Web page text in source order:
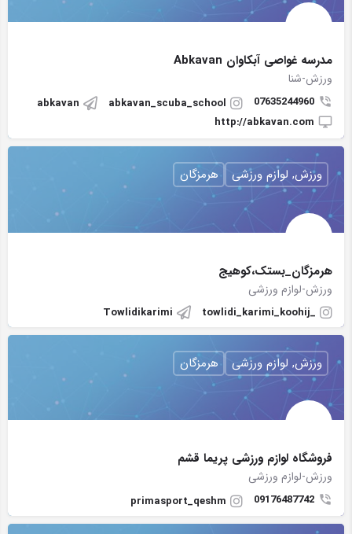
مدرسه غواصی آبکاوان Abkavan
ورزش-شنا
07635244960
abkavan_scuba_school
abkavan
http://abkavan.com
هرمزگان_بستک،کوهیج
ورزش-لوازم ورزشی
_towlidi_karimi_koohij
Towlidikarimi
ورزش, لوازم ورزشی هرمزگان
فروشگاه لوازم ورزشی پریما قشم
ورزش-لوازم ورزشی
09176487742
primasport_qeshm
ورزش, لوازم ورزشی هرمزگان